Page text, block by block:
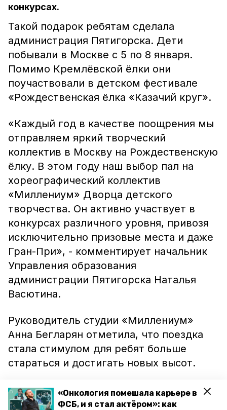
«Онкология помешала карьере в
ФСБ, и я стал актёром»: как
конкурсах.
Такой подарок ребятам сделала
администрация Пятигорска. Дети
побывали в Москве с 5 по 8 января.
Помимо Кремлёвской ёлки они
поучаствовали в детском фестивале
«Рождественская ёлка «Казачий круг».
«Каждый год в качестве поощрения мы
отправляем яркий творческий
коллектив в Москву на Рождественскую
ёлку. В этом году наш выбор пал на
хореографический коллектив
«Миллениум» Дворца детского
творчества. Он активно участвует в
конкурсах различного уровня, привозя
исключительно призовые места и даже
Гран-При», - комментирует начальник
Управления образования
администрации Пятигорска Наталья
Васютина.
Руководитель студии «Миллениум»
Анна Бегларян отметила, что поездка
стала стимулом для ребят больше
стараться и достигать новых высот.
Напомним, что в середине декабря
сервис бронирования жилья Tvil.ru